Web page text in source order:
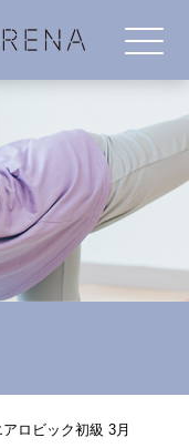
アロビック初級 3月